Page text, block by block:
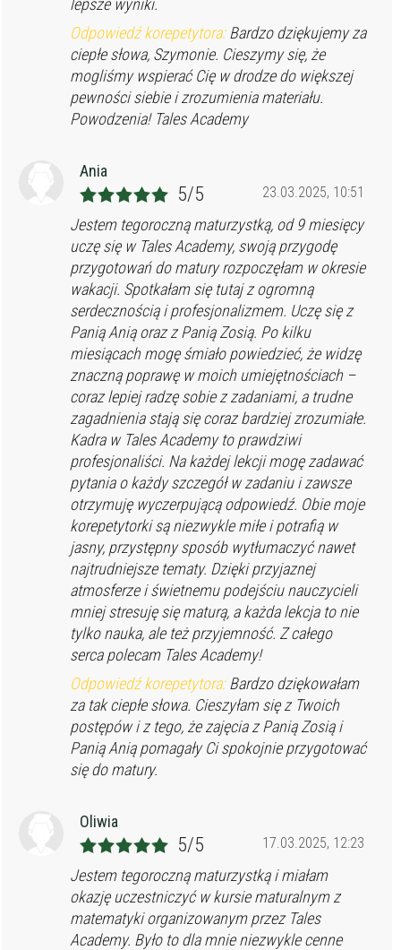
Odpowiedź korepetytora:Bardzo dziękujemy za
ciepłe słowa, Szymonie. Cieszymy się, że
mogliśmy wspierać Cię w drodze do większej
pewności siebie i zrozumienia materiału.
Powodzenia! Tales Academy
Ania
23.03.2025, 10:51
5/5
Jestem tegoroczną maturzystką, od 9 miesięcy
uczę się w Tales Academy, swoją przygodę
przygotowań do matury rozpoczęłam w okresie
wakacji. Spotkałam się tutaj z ogromną
serdecznością i profesjonalizmem. Uczę się z
Panią Anią oraz z Panią Zosią. Po kilku
miesiącach mogę śmiało powiedzieć, że widzę
znaczną poprawę w moich umiejętnościach –
coraz lepiej radzę sobie z zadaniami, a trudne
zagadnienia stają się coraz bardziej zrozumiałe.
Kadra w Tales Academy to prawdziwi
profesjonaliści. Na każdej lekcji mogę zadawać
pytania o każdy szczegół w zadaniu i zawsze
otrzymuję wyczerpującą odpowiedź. Obie moje
korepetytorki są niezwykle miłe i potrafią w
jasny, przystępny sposób wytłumaczyć nawet
najtrudniejsze tematy. Dzięki przyjaznej
atmosferze i świetnemu podejściu nauczycieli
mniej stresuję się maturą, a każda lekcja to nie
tylko nauka, ale też przyjemność. Z całego
serca polecam Tales Academy!
Odpowiedź korepetytora:Bardzo dziękowałam
za tak ciepłe słowa. Cieszyłam się z Twoich
postępów i z tego, że zajęcia z Panią Zosią i
Panią Anią pomagały Ci spokojnie przygotować
się do matury.
Oliwia
17.03.2025, 12:23
5/5
Jestem tegoroczną maturzystką i miałam
okazję uczestniczyć w kursie maturalnym z
matematyki organizowanym przez Tales
Academy. Było to dla mnie niezwykle cenne